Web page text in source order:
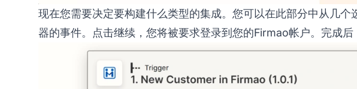
现在您需要决定要构建什么类型的集成。您可以在此部分中从几
器的事件。点击继续，您将被要求登录到您的Firmao帐户。完成后